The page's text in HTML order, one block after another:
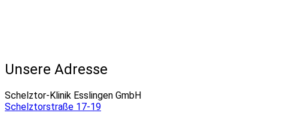
Unsere Adresse
Schelztor-Klinik Esslingen GmbH
Schelztorstraße 17-19